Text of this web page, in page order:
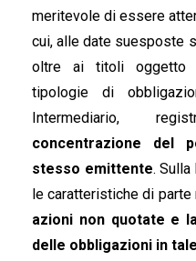
meritevole di essere
cui, alle date suesposte
oltre ai titoli oggetto
tipologie di
Intermediario,
concentrazione del
stesso emittente.
le caratteristiche di parte
azioni non quotate e
delle obbligazioni in